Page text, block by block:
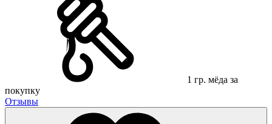
1 гр. мёда за
покупку
Отзывы